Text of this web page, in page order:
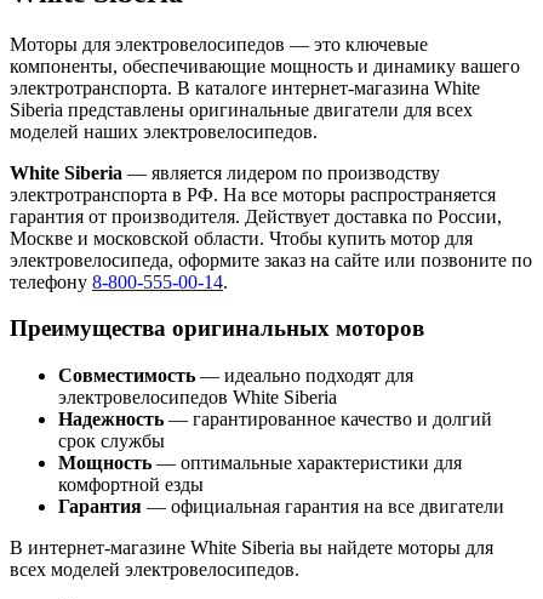
Моторы для электровелосипедов — это ключевые
компоненты, обеспечивающие мощность и динамику вашего
электротранспорта. В каталоге интернет-магазина White
Siberia представлены оригинальные двигатели для всех
моделей наших электровелосипедов.
White Siberia — является лидером по производству
электротранспорта в РФ. На все моторы распространяется
гарантия от производителя. Действует доставка по России,
Москве и московской области. Чтобы купить мотор для
электровелосипеда, оформите заказ на сайте или позвоните по
телефону 8-800-555-00-14.
Преимущества оригинальных моторов
Совместимость — идеально подходят для
электровелосипедов White Siberia
Надежность — гарантированное качество и долгий
срок службы
Мощность — оптимальные характеристики для
комфортной езды
Гарантия — официальная гарантия на все двигатели
В интернет-магазине White Siberia вы найдете моторы для
всех моделей электровелосипедов.